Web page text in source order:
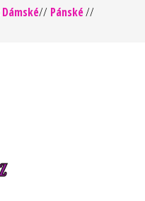
Dámské// Pánské//